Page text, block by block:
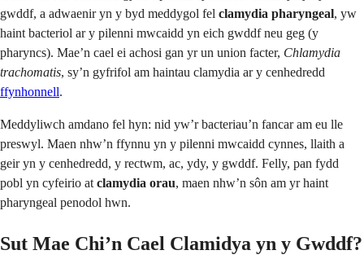
gwddf, a adwaenir yn y byd meddygol fel clamydia pharyngeal, yw
haint bacteriol ar y pilenni mwcaidd yn eich gwddf neu geg (y
pharyncs). Mae’n cael ei achosi gan yr un union facter, Chlamydia
trachomatis, sy’n gyfrifol am haintau clamydia ar y cenhedredd
ffynhonnell.
Meddyliwch amdano fel hyn: nid yw’r bacteriau’n fancar am eu lle
preswyl. Maen nhw’n ffynnu yn y pilenni mwcaidd cynnes, llaith a
geir yn y cenhedredd, y rectwm, ac, ydy, y gwddf. Felly, pan fydd
pobl yn cyfeirio at clamydia orau, maen nhw’n sôn am yr haint
pharyngeal penodol hwn.
Sut Mae Chi’n Cael Clamidya yn y Gwddf?